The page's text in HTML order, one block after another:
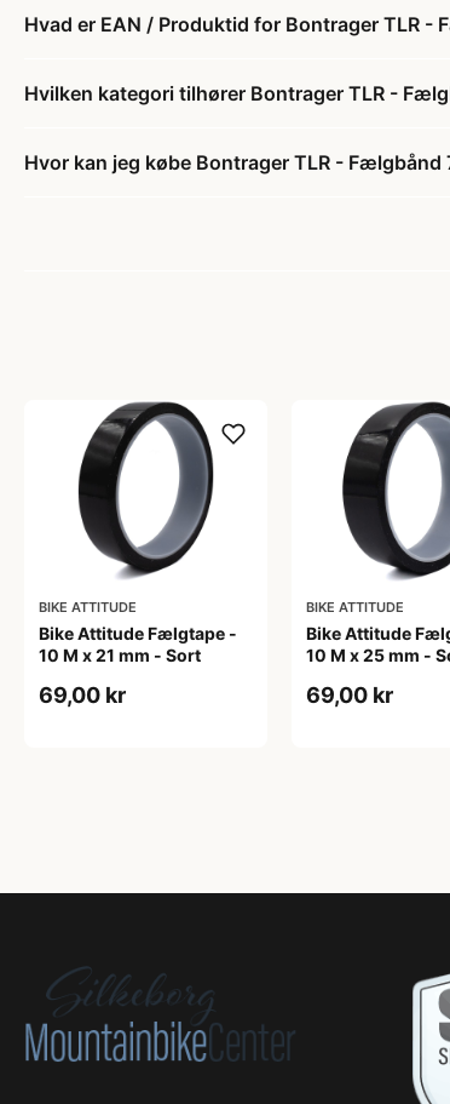
Hvad er EAN / Produktid for Bontrager TLR -
Hvilken kategori tilhører Bontrager TLR -
Hvor kan jeg købe Bontrager TLR - Fælgbånd
BIKE ATTITUDE
Bike Attitude Fælgtape -
10 M x 21 mm - Sort
69,00 kr
BIKE ATTITUDE
Bike Attitude
10 M x 25 mm -
69,00 kr